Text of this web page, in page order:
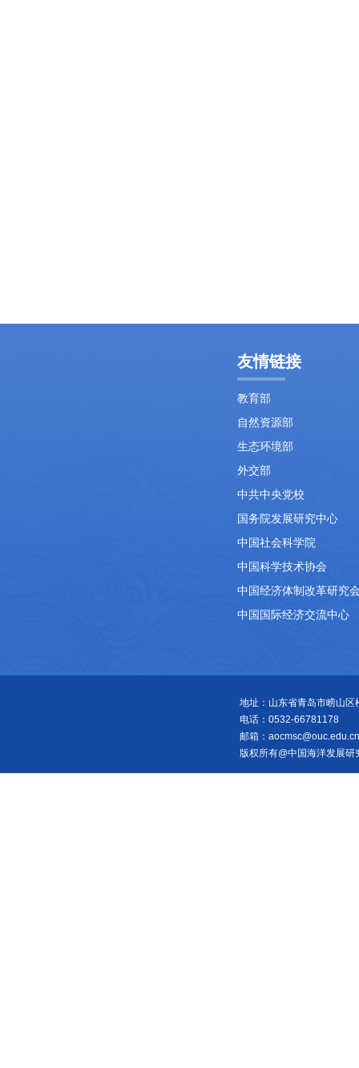
友情链接
教育部
自然资源部
生态环境部
外交部
中共中央党校
国务院发展研究中心
中国社会科学院
中国科学技术协会
中国经济体制改革研究
中国国际经济交流中心
地址：山东省青岛市崂山
电话：0532-66781178
邮箱：aocmsc@ouc.edu.cn
版权所有@中国海洋发展研